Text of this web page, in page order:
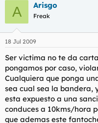
A Arisgo
Freak
18 Jul 2009
Ser victima no te da
pongamos por caso,
Cualquiera que ponga
sea cual sea la bandera,
esta expuesto a una
conduces a 10kms/hora
que ademas este